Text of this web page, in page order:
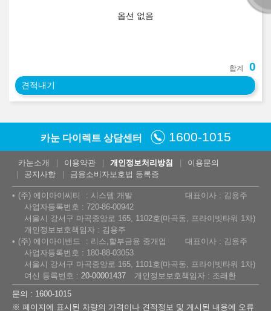
옵션 없음
합계 0
견적내기
카눈 다이렉트 상담센터 1600-1015
카눈소개 이용약관 개인정보처리방침
이용문의
공지사항
금융소비자보호법 등록증
(주) 에이아이씨티 시스템 개발
대표이사 : 김용주
사업자등록번호 : 720-86-00942
서울시 강서구 마곡중앙로 165, 1102호(마곡동, 프라이빗타워 1차)
개인정보보호책임자 : 김용주
(주) 에이아이밴드
리스,할부금융 중개업
대표이사 : 김용주
사업자등록번호 : 180-88-03053
서울시 강서구 마곡중앙로 165, 1101호(마곡동, 프라이빗타워 1차)
여신 등록번호 : 20-00001437
개인정보보호책임자 : 조래환
문의 : 1600-1015
※ 페이지에 표시된 차량의 가격이나 견적정보 및 게시된 내용에 오류